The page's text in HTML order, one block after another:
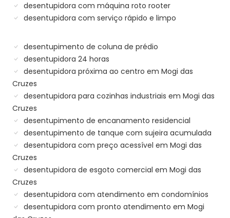
desentupidora com máquina roto rooter
desentupidora com serviço rápido e limpo
desentupimento de coluna de prédio
desentupidora 24 horas
desentupidora próxima ao centro em Mogi das
Cruzes
desentupidora para cozinhas industriais em Mogi das
Cruzes
desentupimento de encanamento residencial
desentupimento de tanque com sujeira acumulada
desentupidora com preço acessível em Mogi das
Cruzes
desentupidora de esgoto comercial em Mogi das
Cruzes
desentupidora com atendimento em condomínios
desentupidora com pronto atendimento em Mogi